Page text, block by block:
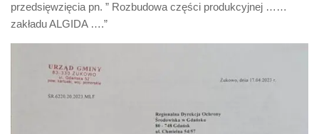
przedsięwzięcia pn. ” Rozbudowa części produkcyjnej ……
zakładu ALGIDA ….”